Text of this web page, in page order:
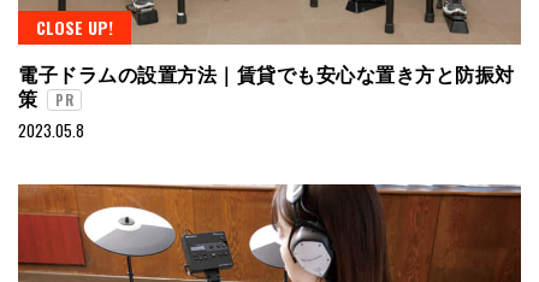
CLOSE UP!
電子ドラムの設置方法｜賃貸でも安心な置き方と防振対
策
PR
2023.05.8